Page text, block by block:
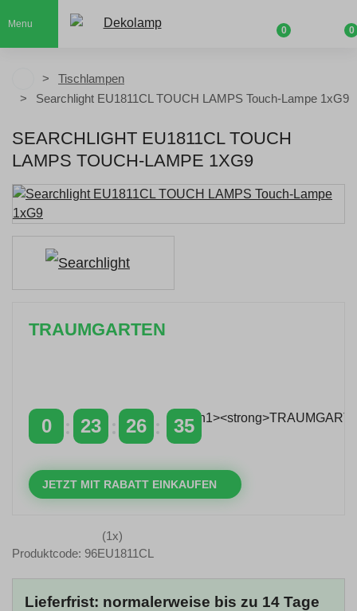
Menu
0 0
Tischlampen
Searchlight EU1811CL TOUCH LAMPS Touch-Lampe 1xG9
SEARCHLIGHT EU1811CL TOUCH
LAMPS TOUCH-LAMPE 1XG9
TRAUMGARTEN
0 23 26 34
JETZT MIT RABATT EINKAUFEN
(1x)
Produktcode: 96EU1811CL
Lieferfrist: normalerweise bis zu 14 Tage